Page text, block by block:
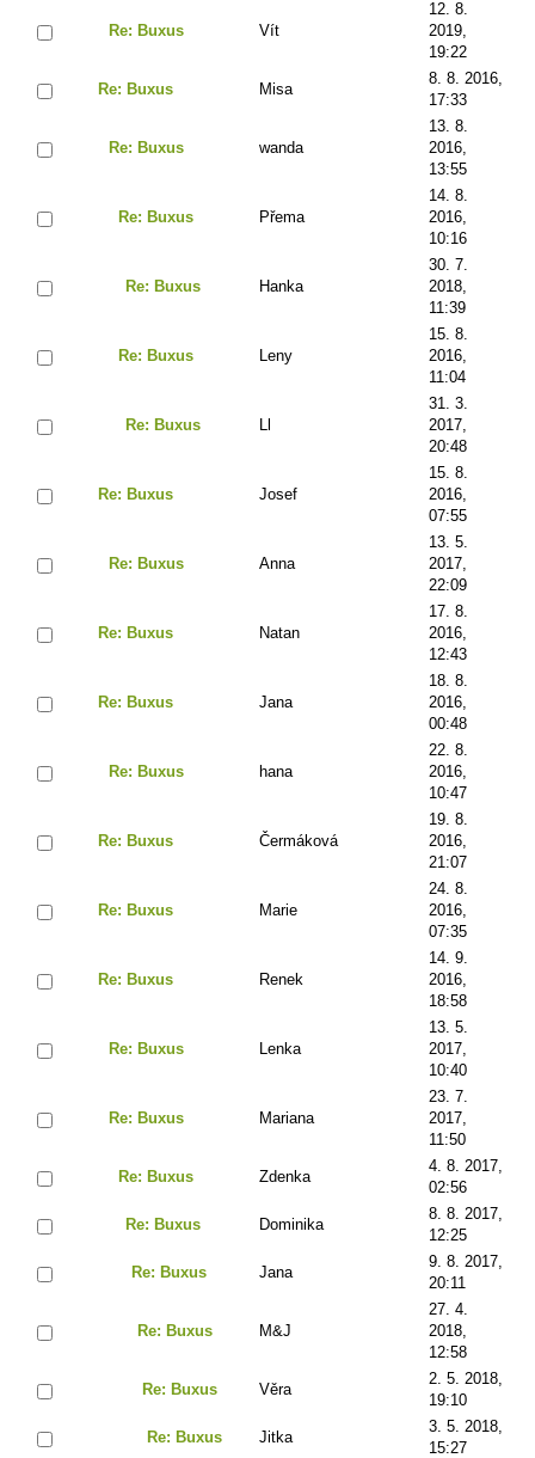
Re: Buxus Vít
12. 8.
2019,
19:22
Re: Buxus Misa
8. 8. 2016,
17:33
Re: Buxus wanda
13. 8.
2016,
13:55
Re: Buxus Přema
14. 8.
2016,
10:16
Re: Buxus Hanka
30. 7.
2018,
11:39
Re: Buxus Leny
15. 8.
2016,
11:04
Re: Buxus
31. 3.
2017,
20:48
Re: Buxus Josef
15. 8.
2016,
07:55
Re: Buxus Anna
13. 5.
2017,
22:09
Re: Buxus Natan
17. 8.
2016,
12:43
Re: Buxus Jana
18. 8.
2016,
00:48
Re: Buxus hana
22. 8.
2016,
10:47
Re: Buxus Čermáková
19. 8.
2016,
21:07
Re: Buxus Marie
24. 8.
2016,
07:35
Re: Buxus Renek
14. 9.
2016,
18:58
Re: Buxus Lenka
13. 5.
2017,
10:40
Re: Buxus Mariana
23. 7.
2017,
11:50
Re: Buxus Zdenka
4. 8. 2017,
02:56
Re: Buxus Dominika
8. 8. 2017,
12:25
Re: Buxus Jana
9. 8. 2017,
20:11
Re: Buxus M&J
27. 4.
2018,
12:58
Re: Buxus Věra
2. 5. 2018,
19:10
Re: Buxus Jitka
3. 5. 2018,
15:27